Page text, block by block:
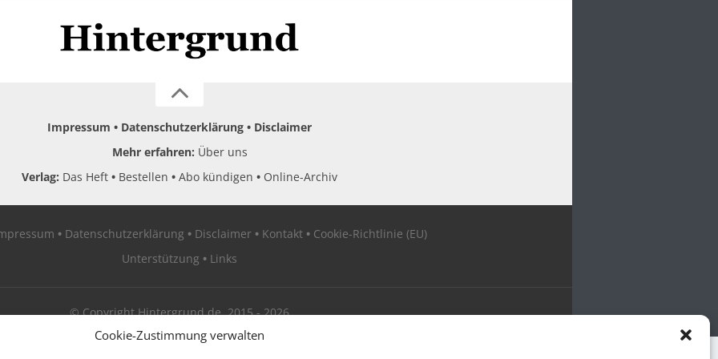
Cookie-Zustimmung verwalten
Impressum Datenschutzerklärung
Disclaimer
Mehr erfahren: Über uns
Verlag: Das Heft Bestellen Abo kündigen Online-Archiv
Datenschutzerklärung Disclaimer Kontakt
Cookie-Richtlinie (EU)
Unterstützung
Links
© Copyright Hintergrund.de, 2015 - 2026